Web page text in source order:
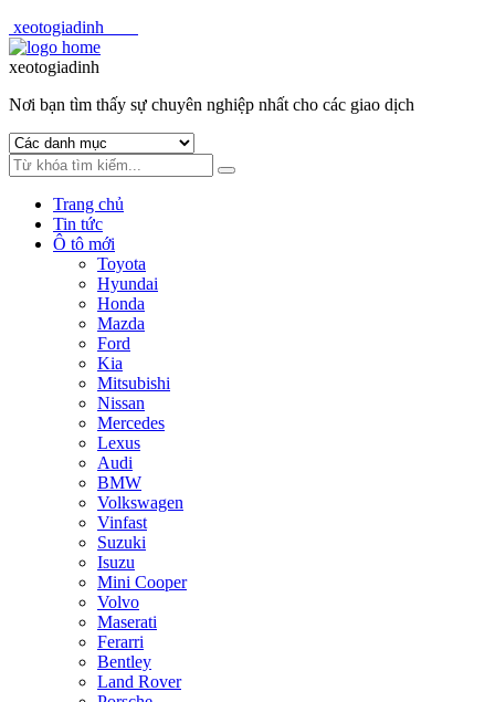
xeotogiadinh
Skip
to
Skip
to
xeotogiadinh
Nơi bạn tìm thấy sự chuyên nghiệp nhất cho các giao dịch
Trang chủ
Tin tức
Ô tô mới
Toyota
Hyundai
Honda
Mazda
Ford
Kia
Mitsubishi
Nissan
Mercedes
Lexus
Audi
BMW
Volkswagen
Vinfast
Suzuki
Isuzu
Mini Cooper
Volvo
Maserati
Ferarri
Bentley
Land Rover